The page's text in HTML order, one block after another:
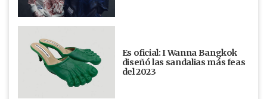
Es oficial: I Wanna Bangkok
diseñó las sandalias más feas
del 2023